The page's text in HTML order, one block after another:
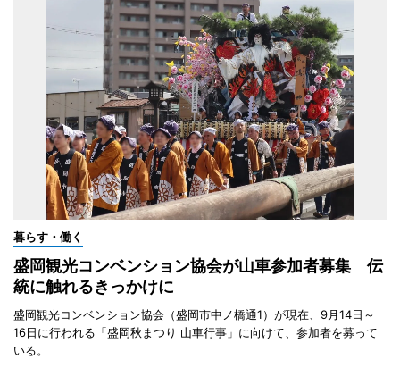
暮らす・働く
盛岡観光コンベンション協会が山車参加者募集 伝
統に触れるきっかけに
盛岡観光コンベンション協会（盛岡市中ノ橋通1）が現在、9月14日～
16日に行われる「盛岡秋まつり 山車行事」に向けて、参加者を募って
いる。